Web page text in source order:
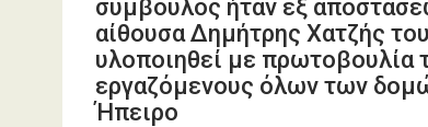
σύμβουλος ήταν εξ
αίθουσα Δημήτρης Χατζής
υλοποιηθεί με πρωτοβουλία
εργαζόμενους όλων των
Ήπειρο